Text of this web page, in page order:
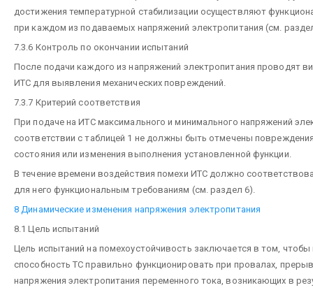
достижения температурной стабилизации осуществляют
при каждом из подаваемых напряжений электропитания (см.
7.3.6 Контроль по окончании испытаний
После подачи каждого из напряжений электропитания проводят
ИТС для выявления механических повреждений.
7.3.7 Критерий соответствия
При подаче на ИТС максимального и минимального напряжений
соответствии с таблицей 1 не должны быть отмечены
состояния или изменения выполнения установленной функции.
В течение времени воздействия помехи ИТС должно
для него функциональным требованиям (см. раздел 6).
8 Динамические изменения напряжения электропитания
8.1 Цель испытаний
Цель испытаний на помехоустойчивость заключается в том,
способность ТС правильно функционировать при провалах,
напряжения электропитания переменного тока, возникающих в